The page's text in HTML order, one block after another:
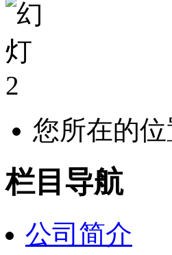
您所在的位
栏目导航
公司简介